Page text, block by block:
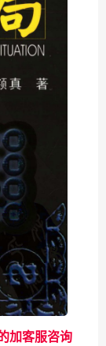
加客服咨询